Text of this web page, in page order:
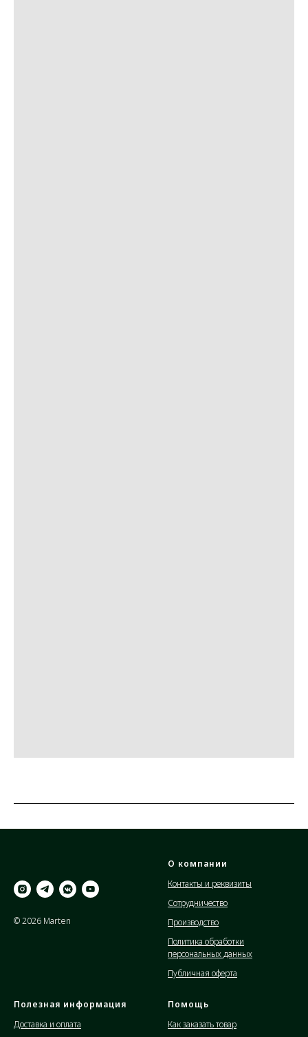
© 2026 Marten
О компании
Контакты и реквизиты
Сотрудничество
Производство
Политика обработки
персональных данных
Публичная оферта
Полезная информация
Доставка и оплата
Помощь
Как заказать товар